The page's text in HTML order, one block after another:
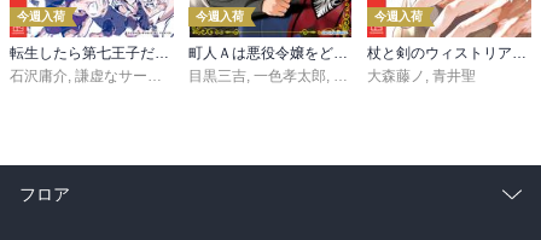
今週入荷
石沢庸介 謙虚なサークル メル。
今週入荷
目黒三吉 一色孝太郎 Parum
今週入荷
大森藤ノ 青井聖
フロア